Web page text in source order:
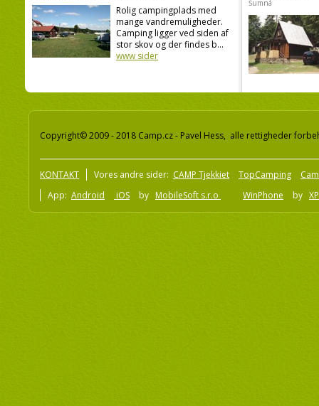
Rolig campingplads med
mange vandremuligheder.
Camping ligger ved siden af
stor skov og der findes b...
www sider
Šumná
Copyright© 2009 - 2018 Camp.cz - Pavel Hess, alle rettigheder
KONTAKT Vores andre sider: CAMP Tjekkiet TopCamping
App: Android iOS by MobileSoft s.r.o WinPhone by